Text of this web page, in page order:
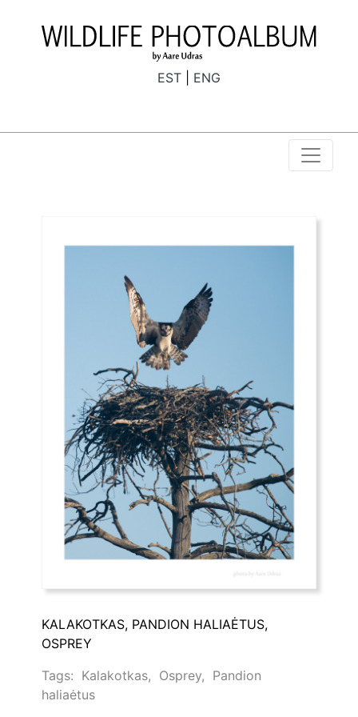
EST ENG
KALAKOTKAS, PANDION HALIAĖTUS,
OSPREY
Tags: Kalakotkas, Osprey, Pandion
haliaėtus